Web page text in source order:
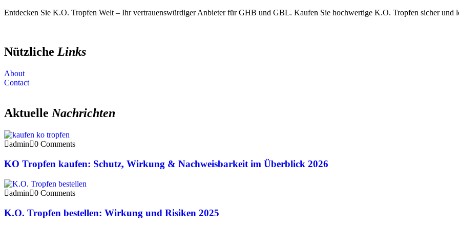
Entdecken Sie K.O. Tropfen Welt – Ihr vertrauenswürdiger Anbieter für GHB und GBL. Kaufen Sie hochwertige K.O. Tropfen sicher und
Nützliche Links
About
Contact
AktuelleNachrichten
admin 0 Comments
KO Tropfen kaufen: Schutz, Wirkung & Nachweisbarkeit im Überblick 2026
admin 0 Comments
K.O. Tropfen bestellen: Wirkung und Risiken 2025